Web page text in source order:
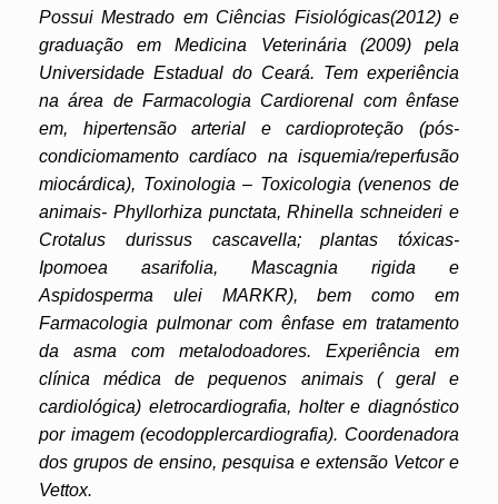
Possui Mestrado em Ciências Fisiológicas(2012) e
graduação em Medicina Veterinária (2009) pela
Universidade Estadual do Ceará. Tem experiência
na área de Farmacologia Cardiorenal com ênfase
em, hipertensão arterial e cardioproteção (pós-
condiciomamento cardíaco na isquemia/reperfusão
miocárdica), Toxinologia – Toxicologia (venenos de
animais- Phyllorhiza punctata, Rhinella schneideri e
Crotalus durissus cascavella; plantas tóxicas-
Ipomoea asarifolia, Mascagnia rigida e
Aspidosperma ulei MARKR), bem como em
Farmacologia pulmonar com ênfase em tratamento
da asma com metalodoadores. Experiência em
clínica médica de pequenos animais ( geral e
cardiológica) eletrocardiografia, holter e diagnóstico
por imagem (ecodopplercardiografia). Coordenadora
dos grupos de ensino, pesquisa e extensão Vetcor e
Vettox.